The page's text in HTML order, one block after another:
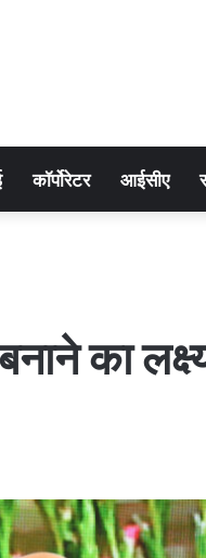
कॉर्पोरेटर आईसीए
का